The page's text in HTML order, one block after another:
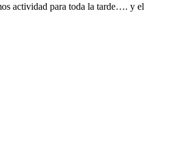
actividad para toda la tarde…. y el